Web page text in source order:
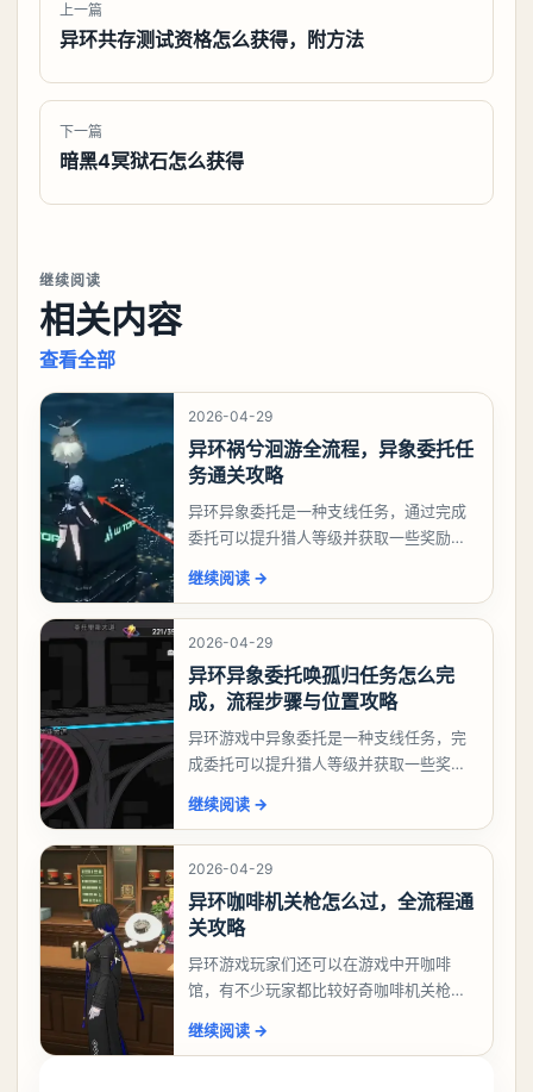
上一篇
异环共存测试资格怎么获得，附方法
下一篇
暗黑4冥狱石怎么获得
继续阅读
相关内容
查看全部
2026-04-29
异环祸兮洄游全流程，异象委托任
务通关攻略
异环异象委托是一种支线任务，通过完成
委托可以提升猎人等级并获取一些奖励，
么做，下面就来告诉大家。异环异象委托
祸兮洄游任务攻略
继续阅读 →
2026-04-29
异环异象委托唤孤归任务怎么完
成，流程步骤与位置攻略
异环游戏中异象委托是一种支线任务，完
成委托可以提升猎人等级并获取一些奖
么做，今天游戏熊就来告诉大家。异环异
象委托唤孤归任务攻
继续阅读 →
2026-04-29
异环咖啡机关枪怎么过，全流程通
关攻略
异环游戏玩家们还可以在游戏中开咖啡
馆，有不少玩家都比较好奇咖啡机关枪应
机关枪攻略。异环咖啡机关枪怎么过一、
继续阅读 →